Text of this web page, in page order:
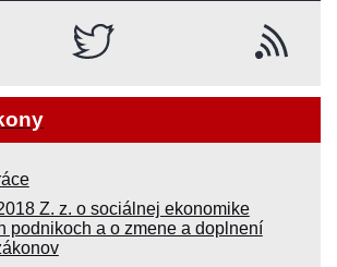
Z. z. o sociálnej ekonomike
podnikoch a o zmene a doplnení